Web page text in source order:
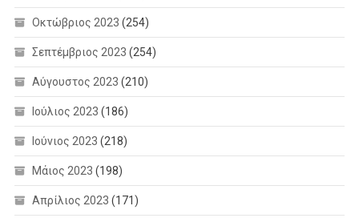
Οκτώβριος 2023 (254)
Σεπτέμβριος 2023 (254)
Αύγουστος 2023 (210)
Ιούλιος 2023 (186)
Ιούνιος 2023 (218)
Μάιος 2023 (198)
Απρίλιος 2023 (171)